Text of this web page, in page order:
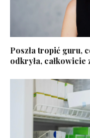
Poszła tropić guru,
odkryła,